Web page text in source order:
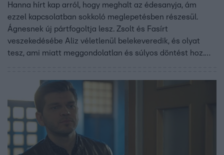
Hanna hírt kap arról, hogy meghalt az édesanyja, ám
ezzel kapcsolatban sokkoló meglepetésben részesül.
Ágnesnek új pártfogoltja lesz. Zsolt és Fasírt
veszekedésébe Aliz véletlenül belekeveredik, és olyat
tesz, ami miatt meggondolatlan és súlyos döntést hoz.
börtönbe a férjét. Vajon Róbert meg tudja akadályozni,
hogy Ágnes mindent elmondjon az apjának?